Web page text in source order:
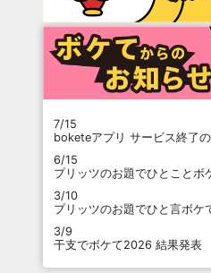
7/15
boketeアプリ サービス終了
6/15
プリッツのお題でひとことボ
3/10
プリッツのお題でひと言ボケ
3/9
干支でボケて2026 結果発表